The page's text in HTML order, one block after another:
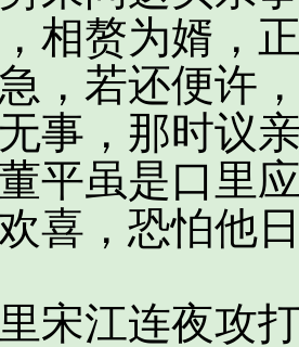
相赘为婿，
，若还便许
事，那时议
平虽是口里
喜，恐怕他
江连夜攻打